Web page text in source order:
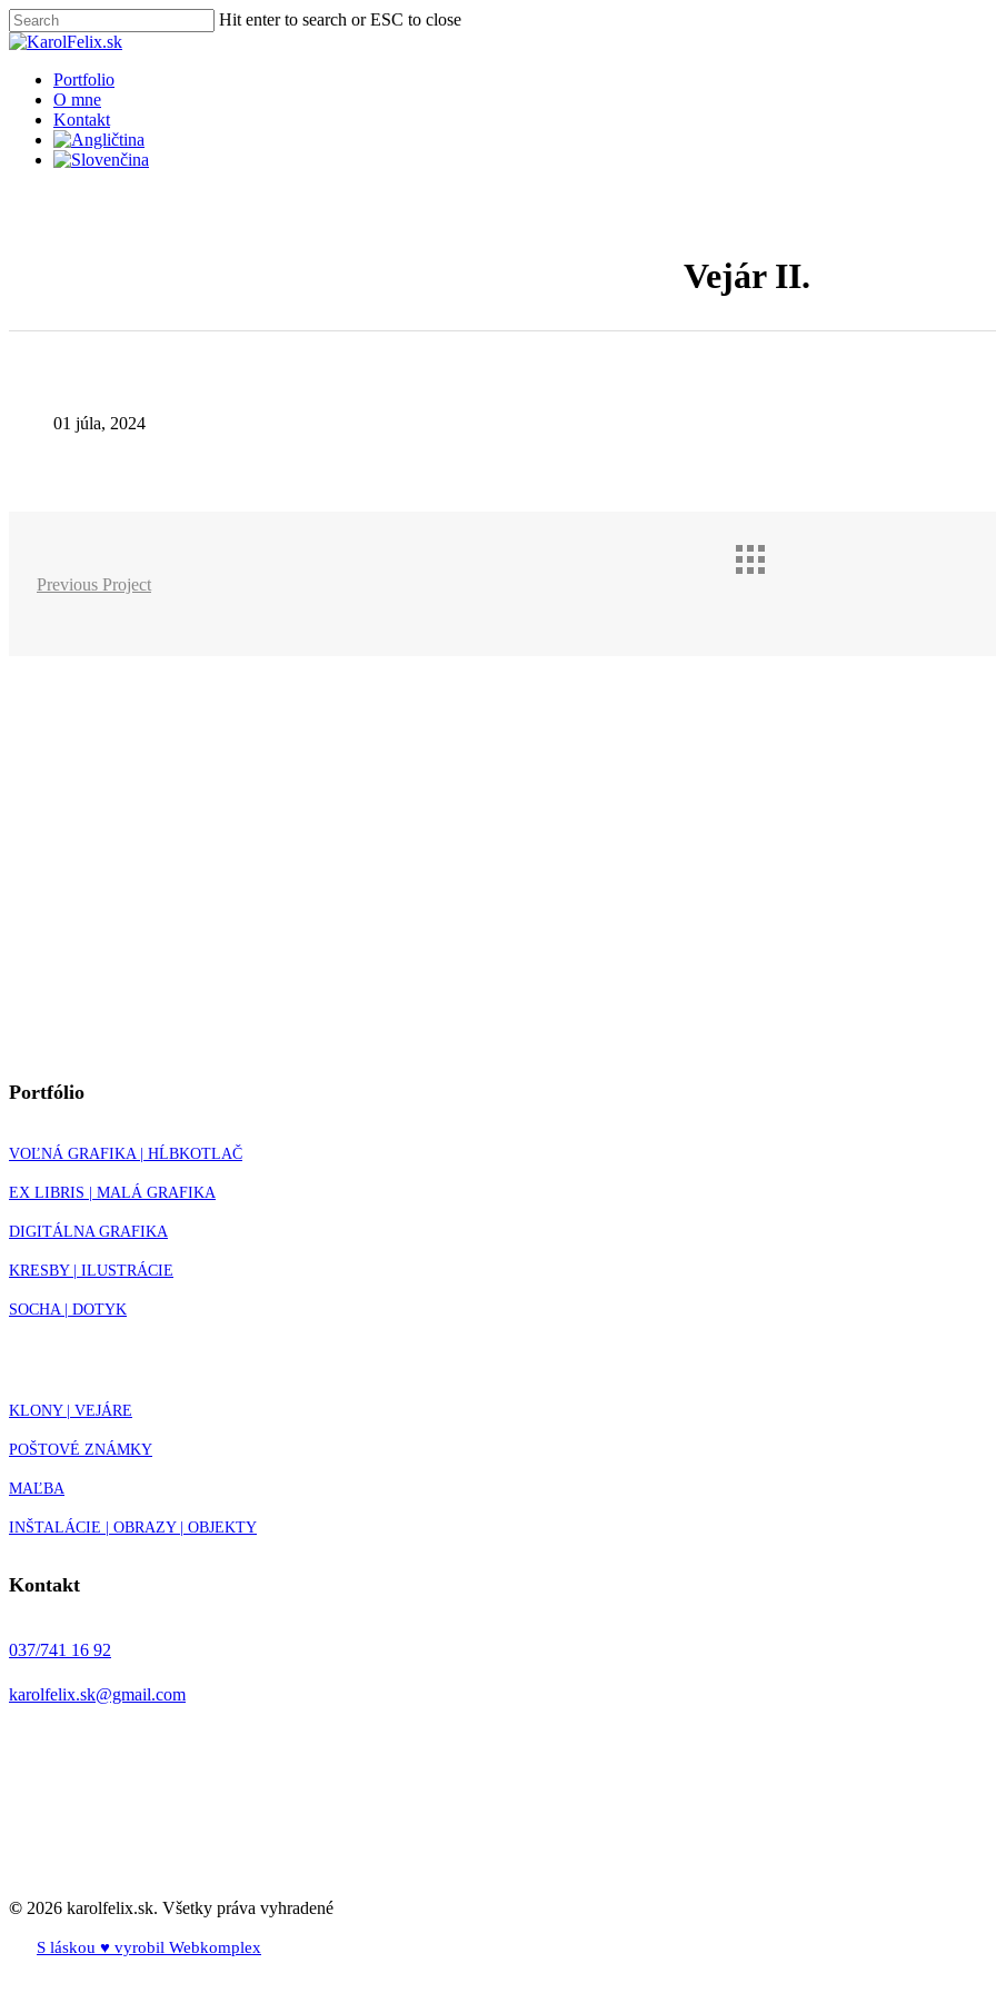
Skip
to
content
Hit enter to search or ESC to close
Close
Menu
Portfolio
O mne
Kontakt
Vejár II.
01 júla, 2024
Previous Project
Portfólio
VOĽNÁ GRAFIKA | HĹBKOTLAČ
EX LIBRIS | MALÁ GRAFIKA
DIGITÁLNA GRAFIKA
KRESBY | ILUSTRÁCIE
SOCHA | DOTYK
KLONY | VEJÁRE
POŠTOVÉ ZNÁMKY
MAĽBA
INŠTALÁCIE | OBRAZY | OBJEKTY
Kontakt
037/741 16 92
karolfelix.sk@gmail.com
© 2026 karolfelix.sk. Všetky práva vyhradené
S láskou ♥ vyrobil Webkomplex